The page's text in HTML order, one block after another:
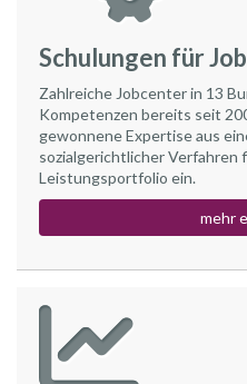
Schulungen für
Zahlreiche Jobcenter in 13
Kompetenzen bereits seit
gewonnene Expertise aus
sozialgerichtlicher Verfahren
Leistungsportfolio ein.
mehr